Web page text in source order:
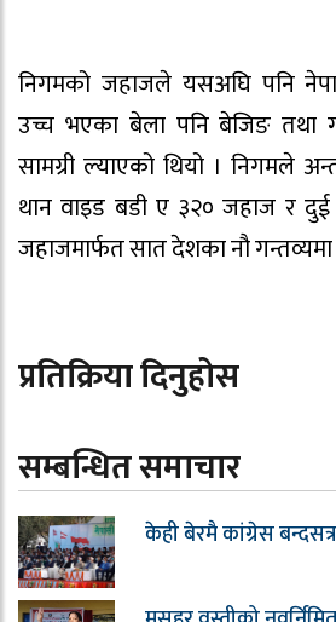
निगमको जहाजले यसअघि पनि
उच्च भएका बेला पनि बेजिङ तथा
सामग्री ल्याएको थियो । निगमले
थान वाइड बडी ए ३२० जहाज र दुई
जहाजमार्फत सात देशका नौ
प्रतिक्रिया दिनुहोस
सम्बन्धित समाचार
केही बेरमै कांग्रेस